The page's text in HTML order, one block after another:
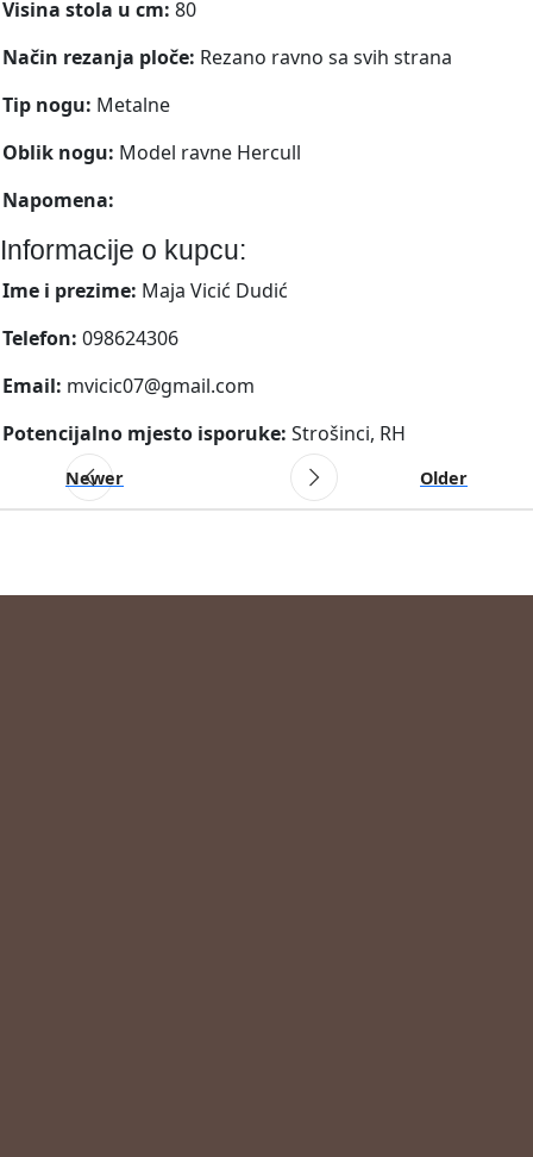
Visina stola u cm: 80
Način rezanja ploče: Rezano ravno sa svih strana
Tip nogu: Metalne
Oblik nogu: Model ravne Hercull
Napomena:
Informacije o kupcu:
Ime i prezime: Maja Vicić Dudić
Telefon: 098624306
Email: mvicic07@gmail.com
Potencijalno mjesto isporuke: Strošinci, RH
Newer Older